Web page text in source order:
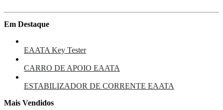
Em Destaque
EAATA Key Tester
CARRO DE APOIO EAATA
ESTABILIZADOR DE CORRENTE EAATA
Mais Vendidos